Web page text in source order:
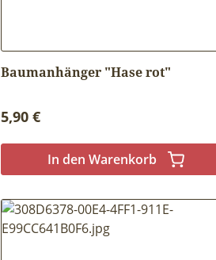
Baumanhänger "Hase rot"
Regulärer Preis:
5,90 €
In den Warenkorb